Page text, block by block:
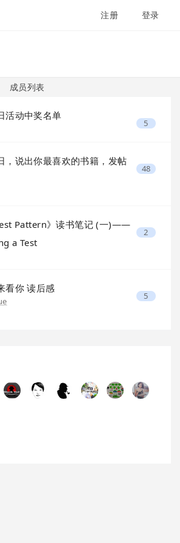
注册 登录
成员列表
活动中奖名单
5
，说出你最喜欢的书籍，发帖
48
Pattern》读书笔记 (一)——
a Test
2
看你 读后感
5